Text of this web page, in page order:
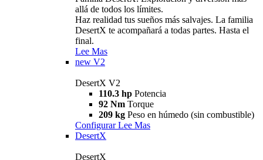
allá de todos los límites.
Haz realidad tus sueños más salvajes. La familia
DesertX te acompañará a todas partes. Hasta el
final.
Lee Mas
new V2
DesertX V2
110.3 hp Potencia
92 Nm Torque
209 kg Peso en húmedo (sin combustible)
Configurar Lee Mas
DesertX
DesertX